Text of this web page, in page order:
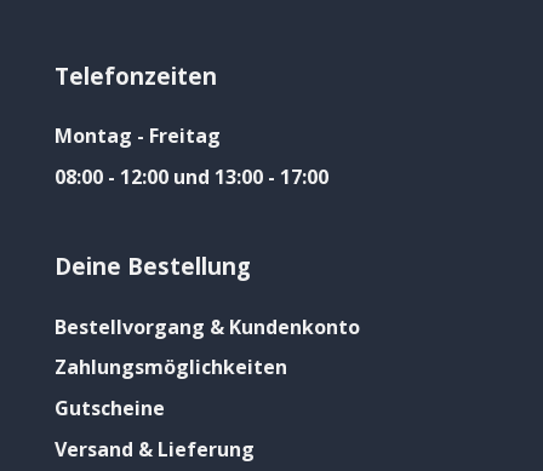
Telefonzeiten
Montag - Freitag
08:00 - 12:00 und 13:00 - 17:00
Deine Bestellung
Bestellvorgang & Kundenkonto
Zahlungsmöglichkeiten
Gutscheine
Versand & Lieferung